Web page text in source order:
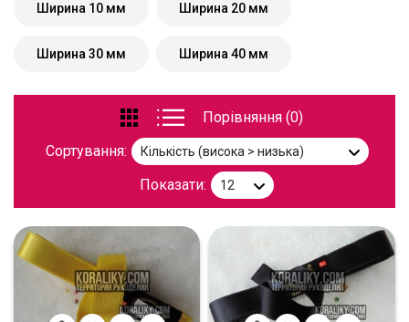
Ширина 10 мм Ширина 20 мм
Ширина 30 мм Ширина 40 мм
Порівняння (0)
Сортування:
Показати: